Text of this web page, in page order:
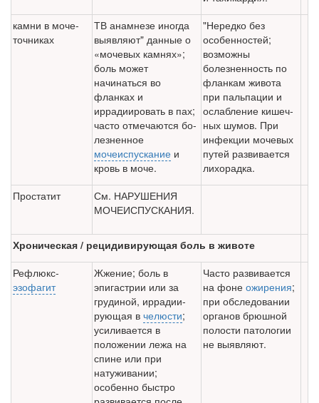
камни в моче-
точниках
ТВ анамнезе иногда
выявляют" данные о
«мочевых камнях»;
боль может
начинаться во
фланках и
иррадиировать в пах;
часто отмечаются бо­
лезненное
мочеиспускание и
кровь в моче.
"Нередко без
особенностей;
возможны
болезненность по
фланкам живота
при паль­пации и
ослабление кишеч­
ных шумов. При
инфекции мочевых
путей развивается
лихорадка.
Простатит
См. НАРУШЕНИЯ
МОЧЕ­ИСПУСКАНИЯ.
Хроническая / рецидивирующая боль в животе
Рефлюкс-
эзофагит
Жжение; боль в
эпигастрии или за
грудиной, иррадии­
рующая в челюсти;
усили­вается в
положении лежа на
спине или при
натуживании;
особенно быстро
Часто развивается
на фоне ожирения;
при обследовании
органов брюшной
полости патологии
не выявляют.